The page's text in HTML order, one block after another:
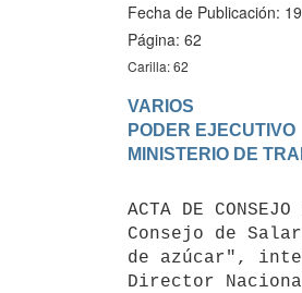
Fecha de Publicación:
Página: 62
Carilla: 62
VARIOS
PODER EJECUTIVO
ACTA DE
Consejo de
de azúcar",
Director